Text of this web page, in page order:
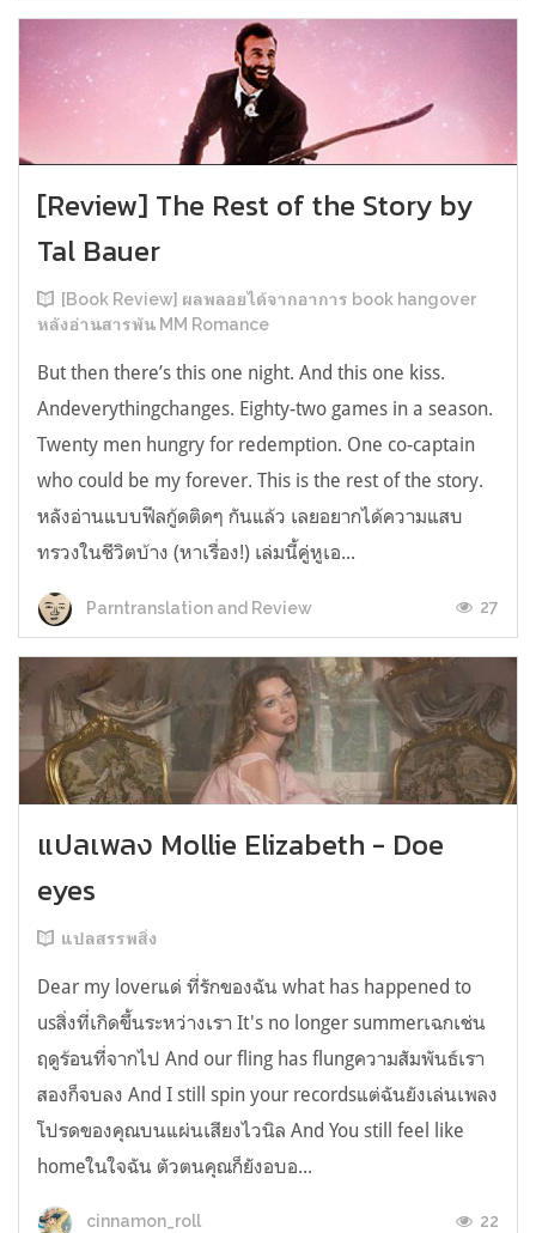
[Review] The Rest of the Story by
Tal Bauer
[Book Review] ผลพลอยได้จากอาการ book hangover
หลังอ่านสารพัน MM Romance
But then there’s this one night. And this one kiss.
Andeverythingchanges. Eighty-two games in a season.
Twenty men hungry for redemption. One co-captain
who could be my forever. This is the rest of the story.
หลังอ่านแบบฟีลกู้ดติดๆ กันแล้ว เลยอยากได้ความแสบ
ทรวงในชีวิตบ้าง (หาเรื่อง!) เล่มนี้คู่หูเอ...
Parntranslation and Review 27
แปลเพลง Mollie Elizabeth - Doe
eyes
แปลสรรพสิ่ง
Dear my loverแด่ ที่รักของฉัน what has happened to
usสิ่งที่เกิดขึ้นระหว่างเรา It's no longer summerเฉกเช่น
ฤดูร้อนที่จากไป And our fling has flungความสัมพันธ์เรา
สองก็จบลง And I still spin your recordsแต่ฉันยังเล่นเพลง
โปรดของคุณบนแผ่นเสียงไวนิล And You still feel like
homeในใจฉัน ตัวตนคุณก็ยังอบอ...
cinnamon_roll 22